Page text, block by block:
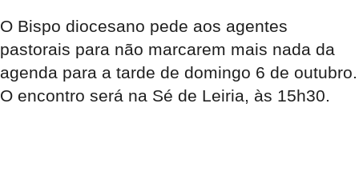
O Bispo diocesano pede aos agentes
pastorais para não marcarem mais nada da
agenda para a tarde de domingo 6 de outubro.
O encontro será na Sé de Leiria, às 15h30.